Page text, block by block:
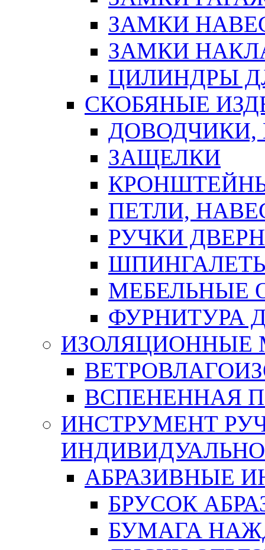
ЗАМКИ
ЗАМКИ
ЦИЛИНДРЫ
СКОБЯНЫЕ
ЗАЩЕЛКИ
ПЕТЛИ,
РУЧКИ
МЕБЕЛЬНЫЕ
ФУРНИТУРА
ИЗОЛЯЦИОННЫЕ
ВСПЕНЕННАЯ
ИНСТРУМЕНТ
АБРАЗИВНЫЕ
БРУСОК
БУМАГА